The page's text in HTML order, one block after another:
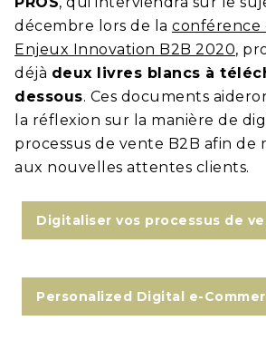
décembre lors de la conférence
Enjeux Innovation B2B 2020,
déjà deux livres blancs à
dessous. Ces documents
la réflexion sur la manière de
processus de vente B2B afin de
aux nouvelles attentes clients.
Digitaliser vos processus de
Personalized Digital e-